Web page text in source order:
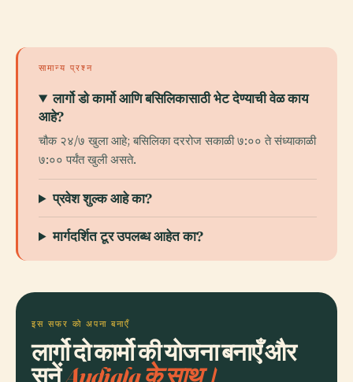
सामान्य प्रश्न
लार्गो डो कार्मो आणि बसिलिकासाठी भेट देण्याची वेळ काय
आहे?
चौक २४/७ खुला आहे; बसिलिका दररोज सकाळी ७:०० ते संध्याकाळी
७:०० पर्यंत खुली असते.
प्रवेश शुल्क आहे का?
मार्गदर्शित टूर उपलब्ध आहेत का?
इस सफर को अपना बनाएँ
लार्गो दो कार्मो की योजना बनाएँ और
सुनेंAudiala के साथ।